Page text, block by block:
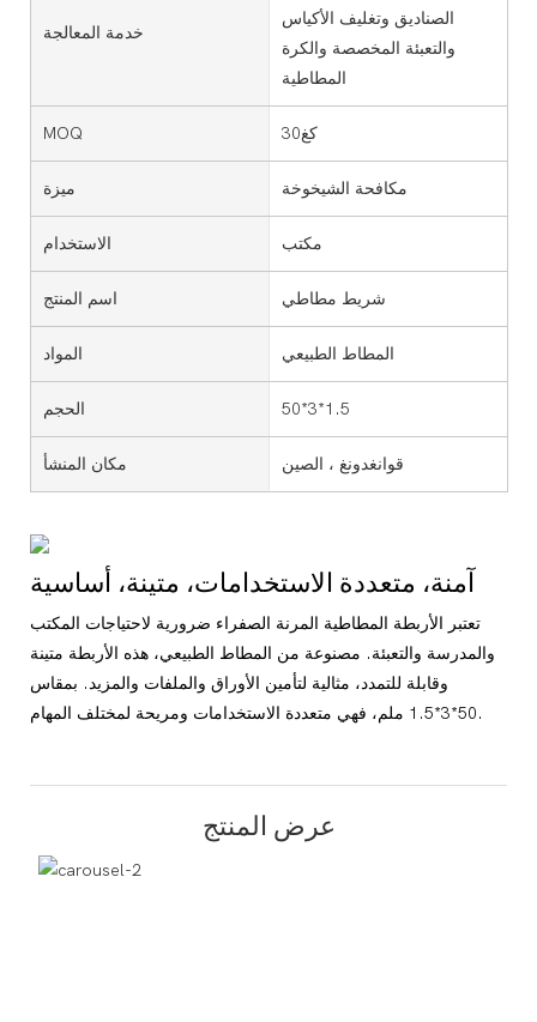
خدمة المعالجة
الصناديق وتغليف الأكياس
والتعبئة المخصصة والكرة
المطاطية
MOQ كغ30
ميزة مكافحة الشيخوخة
الاستخدام مكتب
اسم المنتج شريط مطاطي
المواد المطاط الطبيعي
الحجم 50*3*1.5
مكان المنشأ قوانغدونغ ، الصين
تعتبر الأربطة المطاطية المرنة الصفراء ضرورية لاحتياجات المكتب
والمدرسة والتعبئة. مصنوعة من المطاط الطبيعي، هذه الأربطة متينة
وقابلة للتمدد، مثالية لتأمين الأوراق والملفات والمزيد. بمقاس
50*3*1.5 ملم، فهي متعددة الاستخدامات ومريحة لمختلف المهام.
عرض المنتج